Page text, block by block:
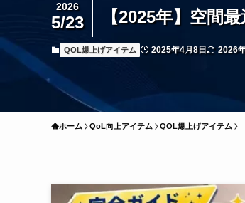
【2025年】空間
2026
5/23
QOL爆上げアイテム 2025年4月8日 2026
ホーム QoL向上アイテム QOL爆上げアイテム